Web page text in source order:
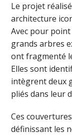
Le projet réalisé
architecture
Avec pour
grands arbres
ont fragmenté
Elles sont
intègrent deux
pliés dans leur
Ces
définissant les